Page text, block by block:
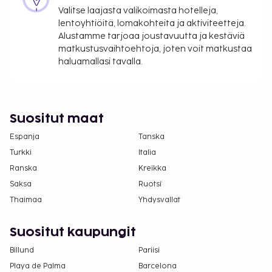
Yllä oleva luettelo ei ehkä kata kaikkea. Maksut ja
takuumaksut eivät välttämättä sisällä veroja, ja ne
saattavat muuttua.
Valitse laajasta valikoimasta hotelleja,
lentoyhtiöitä, lomakohteita ja aktiviteetteja.
Alustamme tarjoaa joustavuutta ja kestäviä
matkustusvaihtoehtoja, joten voit matkustaa
haluamallasi tavalla.
Suositut maat
Espanja
Tanska
Turkki
Italia
Ranska
Kreikka
Saksa
Ruotsi
Thaimaa
Yhdysvallat
Suositut kaupungit
Billund
Pariisi
Playa de Palma
Barcelona